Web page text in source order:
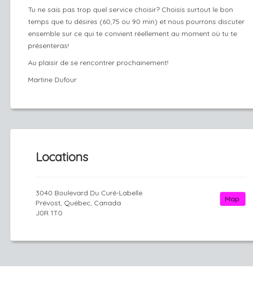
Tu ne sais pas trop quel service choisir? Choisis surtout le bon
temps que tu désires (60,75 ou 90 min) et nous pourrons discuter
ensemble sur ce qui te convient réellement au moment où tu te
présenteras!
Au plaisir de se rencontrer prochainement!
Martine Dufour
Locations
3040 Boulevard Du Curé-Labelle
Prévost, Québec, Canada
J0R 1T0
Map